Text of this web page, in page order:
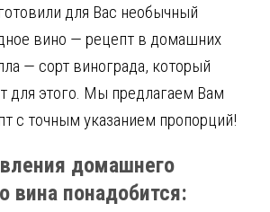
it
te
e
gr
a
m
er
es
t
п
р
а
в
и
т
ь
для Вас необычный
вино — рецепт в домашних
— сорт винограда, который
для этого. Мы предлагаем Вам
с точным указанием пропорций!
домашнего
вина понадобится: